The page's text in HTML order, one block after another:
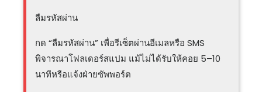
ลืมรหัสผ่าน
กด “ลืมรหัสผ่าน” เพื่อรีเซ็ตผ่านอีเมลหรือ SMS
พิจารณาโฟลเดอร์สแปม แม้ไม่ได้รับให้คอย 5–10
นาทีหรือแจ้งฝ่ายซัพพอร์ต